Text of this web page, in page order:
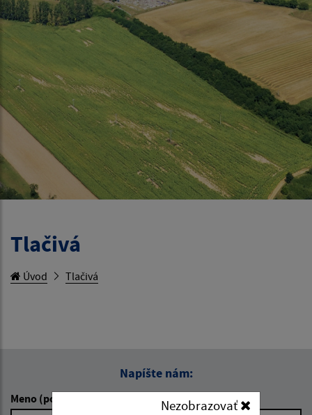
Tlačivá
Úvod Tlačivá
Napíšte nám:
Meno (povinné) Nezobrazovať